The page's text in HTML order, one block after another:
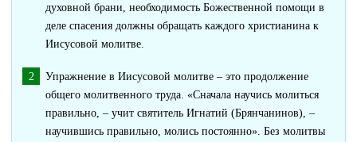
духовной брани, необходимость Божественной помощи в
деле спасения должны обращать каждого христианина к
Иисусовой молитве.
Упражнение в Иисусовой молитве – это продолжение
общего молитвенного труда. «Сначала научись молиться
правильно, – учит святитель Игнатий (Брянчанинов), –
научившись правильно, молись постоянно». Без молитвы